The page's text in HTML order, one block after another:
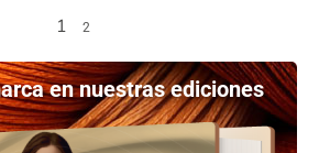
1 2
en nuestras ediciones